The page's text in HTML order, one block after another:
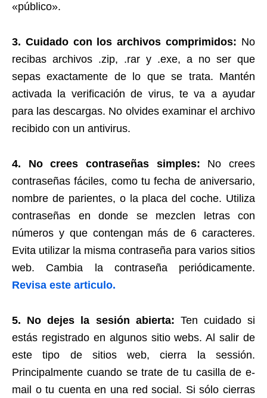
«público».
3. Cuidado con los archivos comprimidos: No
recibas archivos .zip, .rar y .exe, a no ser que
sepas exactamente de lo que se trata. Mantén
activada la verificación de virus, te va a ayudar
para las descargas. No olvides examinar el archivo
recibido con un antivirus.
4. No crees contraseñas simples: No crees
contraseñas fáciles, como tu fecha de aniversario,
nombre de parientes, o la placa del coche. Utiliza
contraseñas en donde se mezclen letras con
números y que contengan más de 6 caracteres.
Evita utilizar la misma contraseña para varios sitios
web. Cambia la contraseña periódicamente.
Revisa este articulo.
5. No dejes la sesión abierta: Ten cuidado si
estás registrado en algunos sitio webs. Al salir de
este tipo de sitios web, cierra la sessión.
Principalmente cuando se trate de tu casilla de e-
mail o tu cuenta en una red social. Si sólo cierras